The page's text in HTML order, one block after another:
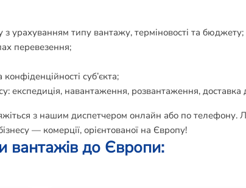
урахуванням типу вантажу, терміновості та бюджету;
перевезення;
суб’єкта;
експедиція, навантаження, розвантаження,
з нашим диспетчером онлайн або по
— комерції, орієнтованої на Європу!
вантажів до Європи: